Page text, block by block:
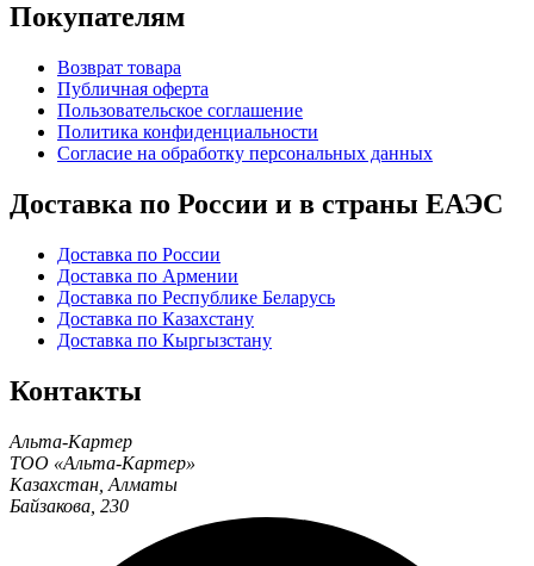
Покупателям
Возврат товара
Публичная оферта
Пользовательское соглашение
Политика конфиденциальности
Согласие на обработку персональных данных
Доставка по России и в страны ЕАЭС
Доставка по России
Доставка по Армении
Доставка по Республике Беларусь
Доставка по Казахстану
Доставка по Кыргызстану
Контакты
Альта-Картер
ТОО «Альта-Картер»
Казахстан Алматы
Байзакова, 230